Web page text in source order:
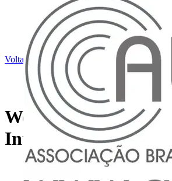
Voltar para Academia
Webinar | Sistemas de
Interfonia HDL